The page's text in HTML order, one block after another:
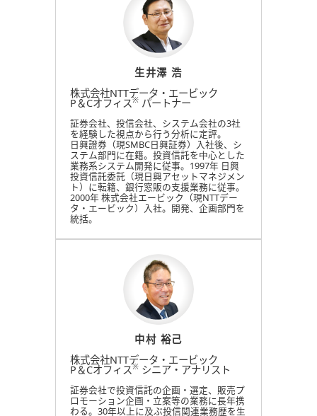
生井澤 浩
株式会社NTTデータ・エービック
P＆Cオフィス※パートナー
証券会社、投信会社、システム会社の3社
を経験した視点から行う分析に定評。
日興證券（現SMBC日興証券）入社後、シ
ステム部門に在籍。投資信託を中心とした
業務系システム開発に従事。1997年 日興
投資信託委託（現日興アセットマネジメン
ト）に転籍、銀行窓販の支援業務に従事。
2000年 株式会社エービック（現NTTデー
タ・エービック）入社。開発、企画部門を
統括。
中村 裕己
株式会社NTTデータ・エービック
P＆Cオフィス※シニア・アナリスト
証券会社で投資信託の企画・選定、販売プ
ロモーション企画・立案等の業務に長年携
わる。30年以上に及ぶ投信関連業務歴を生